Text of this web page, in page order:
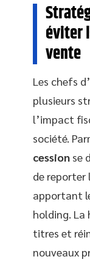
éviter
vente
Les chefs
plusieurs
l’impact
société.
cession se
de reporter
apportant
holding. La
titres et
nouveaux